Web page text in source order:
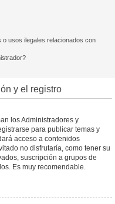
usos ilegales relacionados con
y el registro
los Administradores y
para publicar temas y
acceso a contenidos
no disfrutaría, como tener su
suscripción a grupos de
Es muy recomendable.